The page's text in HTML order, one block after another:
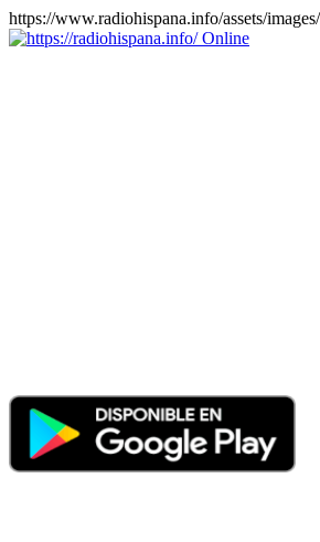
https://www.radiohispana.info/assets/
Online